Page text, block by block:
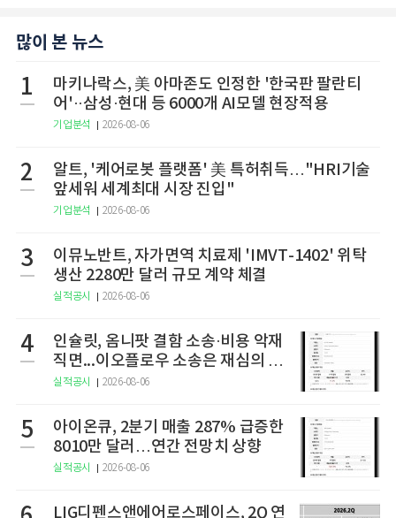
많이 본 뉴스
1
마키나락스, 美 아마존도 인정한 '한국판 팔란티
어'··삼성·현대 등 6000개 AI모델 현장적용
기업분석 2026-08-06
2
알트, '케어로봇 플랫폼' 美 특허취득…"HRI기술
앞세워 세계최대 시장 진입"
기업분석 2026-08-06
3
이뮤노반트, 자가면역 치료제 'IMVT-1402' 위탁
생산 2280만 달러 규모 계약 체결
실적공시 2026-08-06
4
인슐릿, 옴니팟 결함 소송·비용 악재
직면...이오플로우 소송은 재심의 청
구
실적공시 2026-08-06
5
아이온큐, 2분기 매출 287% 급증한
8010만 달러…연간 전망치 상향
실적공시 2026-08-06
LIG디펜스앤에어로스페이스, 2Q 연